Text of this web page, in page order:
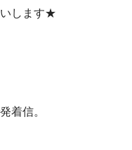
します★
着信。